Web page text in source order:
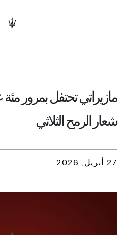
مازيراتي تحتفل بمرور
شعار الرمح الثلاثي
27 أبريل, 2026